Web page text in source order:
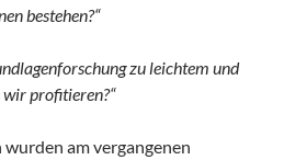
bestehen?“
zu leichtem und
profitieren?“
am vergangenen